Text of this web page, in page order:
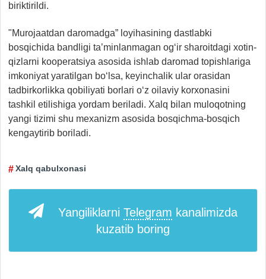
biriktirildi.
"Murojaatdan daromadga” loyihasining dastlabki
bosqichida bandligi ta’minlanmagan og‘ir sharoitdagi xotin-
qizlarni kooperatsiya asosida ishlab daromad topishlariga
imkoniyat yaratilgan bo‘lsa, keyinchalik ular orasidan
tadbirkorlikka qobiliyati borlari o‘z oilaviy korxonasini
tashkil etilishiga yordam beriladi. Xalq bilan muloqotning
yangi tizimi shu mexanizm asosida bosqichma-bosqich
kengaytirib boriladi.
Xalq qabulxonasi
Yangiliklarni Telegram kanalimizda
kuzatib boring